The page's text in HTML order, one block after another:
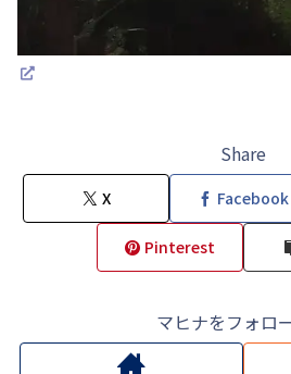
Share
X Facebook
Pinterest
マヒナをフォロ